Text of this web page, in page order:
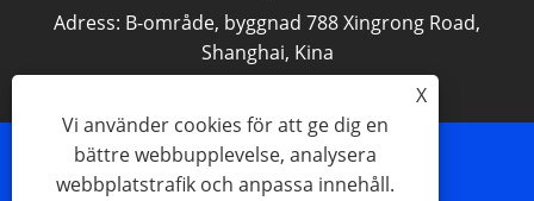
Adress: B-område, byggnad 788 Xingrong Road,
Shanghai, Kina
X
Vi använder cookies för att ge dig en
bättre webbupplevelse, analysera
webbplatstrafik och anpassa innehåll.